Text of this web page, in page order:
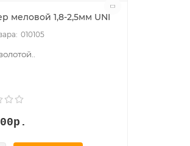
меловой 1,8-2,5мм UNI
010105